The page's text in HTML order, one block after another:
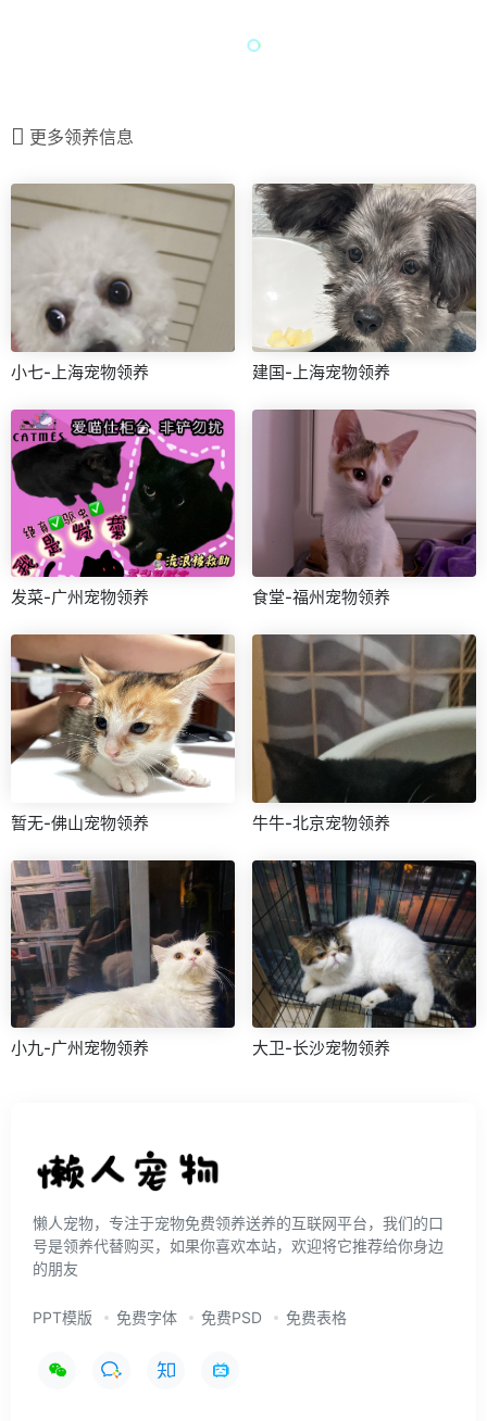
更多领养信息
小七-上海宠物领养 建国-上海宠物领养
发菜-广州宠物领养 食堂-福州宠物领养
暂无-佛山宠物领养 牛牛-北京宠物领养
小九-广州宠物领养 大卫-长沙宠物领养
懒人宠物，专注于宠物免费领养送养的互联网平台，我们的口
号是领养代替购买，如果你喜欢本站，欢迎将它推荐给你身边
的朋友
PPT模版 免费字体 免费PSD 免费表格